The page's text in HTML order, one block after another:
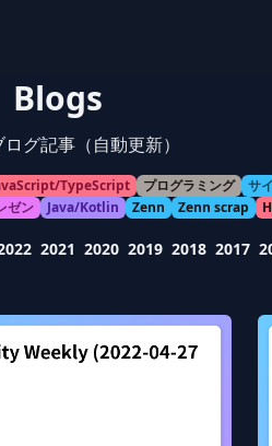
Blogs
グ記事（自動更新）
TypeScript プログラミング サ
ゼン Java/Kotlin Zenn Zenn scrap
2021 2020 2019 2018 2017